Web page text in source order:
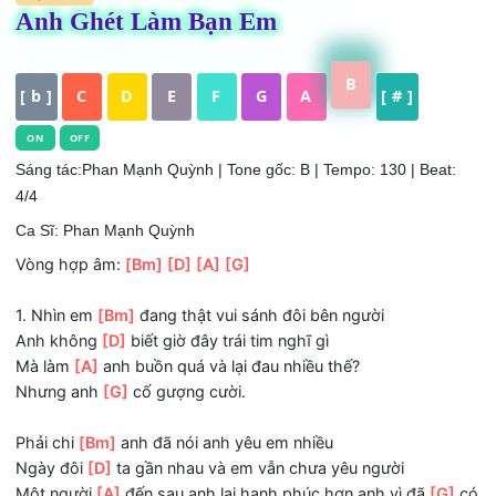
Anh Ghét Làm Bạn Em
[ b ] C D E F G A [ # ]
Sáng tác:Phan Mạnh Quỳnh
4/4
Ca Sĩ: Phan Mạnh Quỳnh
Vòng hợp âm:[Bm] [D] [A] [G]
1. Nhìn em[Bm] đang thật vui sánh đôi bên người
Anh không[D]biết giờ đây trái tim nghĩ gì
Mà làm[A]anh buồn quá và lại đau nhiều thế?
Nhưng anh[G]cố gượng cười.